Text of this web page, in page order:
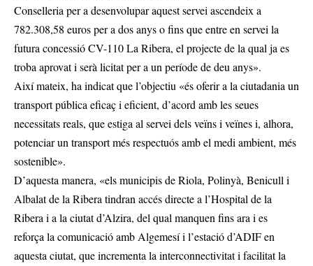
Conselleria per a desenvolupar aquest servei ascendeix a
782.308,58 euros per a dos anys o fins que entre en servei la
futura concessió CV-110 La Ribera, el projecte de la qual ja es
troba aprovat i serà licitat per a un període de deu anys».
Així mateix, ha indicat que l’objectiu «és oferir a la ciutadania un
transport pública eficaç i eficient, d’acord amb les seues
necessitats reals, que estiga al servei dels veïns i veïnes i, alhora,
potenciar un transport més respectuós amb el medi ambient, més
sostenible».
D’aquesta manera, «els municipis de Riola, Polinyà, Benicull i
Albalat de la Ribera tindran accés directe a l’Hospital de la
Ribera i a la ciutat d’Alzira, del qual manquen fins ara i es
reforça la comunicació amb Algemesí i l’estació d’ADIF en
aquesta ciutat, que incrementa la interconnectivitat i facilitat la